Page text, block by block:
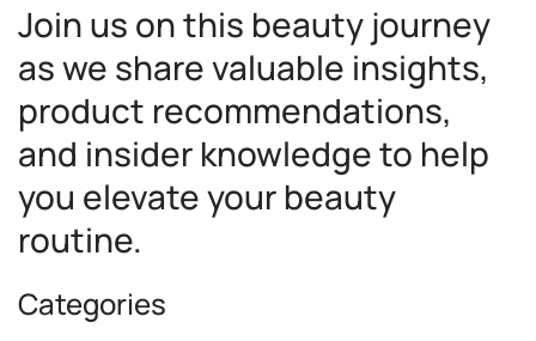
Categories
Join us on this beauty journey
as we share valuable insights,
product recommendations,
and insider knowledge to help
you elevate your beauty
routine.